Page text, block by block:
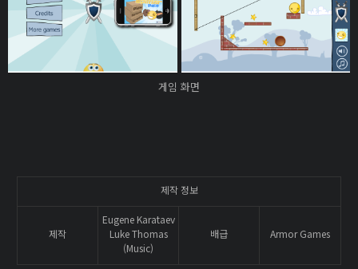
게임 화면
제작 정보
제작
Eugene Karataev
Luke Thomas
(Music)
배급 Armor Games